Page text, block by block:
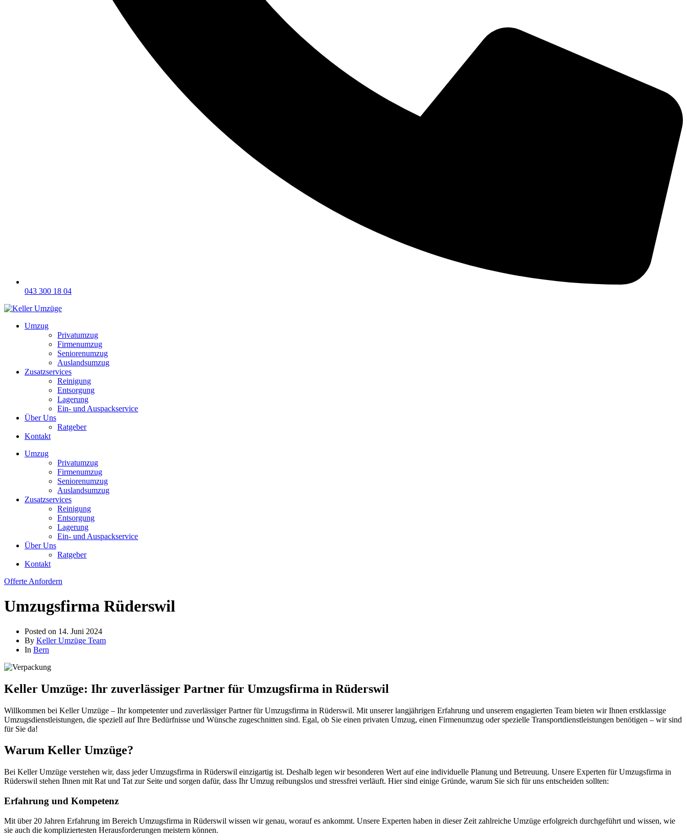
043 300 18 04
Umzug
Privatumzug
Firmenumzug
Seniorenumzug
Auslandsumzug
Zusatzservices
Reinigung
Entsorgung
Lagerung
Ein- und Auspackservice
Über Uns
Ratgeber
Kontakt
Umzug
Privatumzug
Firmenumzug
Seniorenumzug
Auslandsumzug
Zusatzservices
Reinigung
Entsorgung
Lagerung
Ein- und Auspackservice
Über Uns
Ratgeber
Kontakt
Offerte Anfordern
Umzugsfirma Rüderswil
Posted on 14. Juni 2024
By Keller Umzüge Team
In Bern
Keller Umzüge: Ihr zuverlässiger Partner für Umzugsfirma in Rüderswil
Willkommen bei Keller Umzüge – Ihr kompetenter und zuverlässiger Partner für Umzugsfirma in Rüderswil. Mit unserer langjährigen Erfahrung und unserem engagierten Team bieten wir Ihnen erstklassige
Umzugsdienstleistungen, die speziell auf Ihre Bedürfnisse und Wünsche zugeschnitten sind. Egal, ob Sie einen privaten Umzug, einen Firmenumzug oder spezielle Transportdienstleistungen benötigen – wir sind
für Sie da!
Warum Keller Umzüge?
Bei Keller Umzüge verstehen wir, dass jeder Umzugsfirma in Rüderswil einzigartig ist. Deshalb legen wir besonderen Wert auf eine individuelle Planung und Betreuung. Unsere Experten für Umzugsfirma in
Rüderswil stehen Ihnen mit Rat und Tat zur Seite und sorgen dafür, dass Ihr Umzug reibungslos und stressfrei verläuft. Hier sind einige Gründe, warum Sie sich für uns entscheiden sollten:
Erfahrung und Kompetenz
Mit über 20 Jahren Erfahrung im Bereich Umzugsfirma in Rüderswil wissen wir genau, worauf es ankommt. Unsere Experten haben in dieser Zeit zahlreiche Umzüge erfolgreich durchgeführt und wissen, wie
sie auch die kompliziertesten Herausforderungen meistern können.